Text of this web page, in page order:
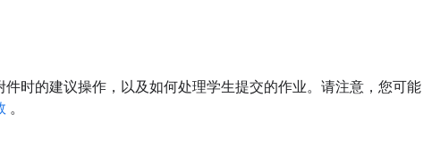
时的建议操作，以及如何处理学生提交的作业。请注意，您可能
。